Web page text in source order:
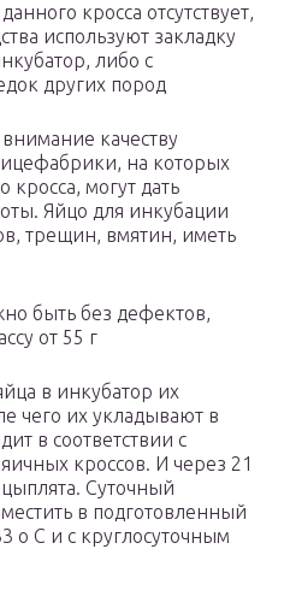
кросса отсутствует,
используют закладку
либо с
других пород
качеству
на которых
кросса, могут дать
Яйцо для инкубации
трещин, вмятин, иметь
быть без дефектов,
от 55 г
в инкубатор их
чего их укладывают в
в соответствии с
кроссов. И через 21
Суточный
в подготовленный
о С и с круглосуточным